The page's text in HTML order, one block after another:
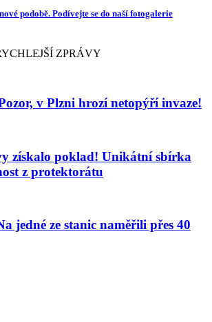
podobě. Podívejte se do naší fotogalerie
ZPRÁVY
v Plzni hrozí netopýří invaze!
získalo poklad! Unikátní sbírka
z protektorátu
jedné ze stanic naměřili přes 40